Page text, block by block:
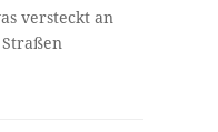
versteckt an